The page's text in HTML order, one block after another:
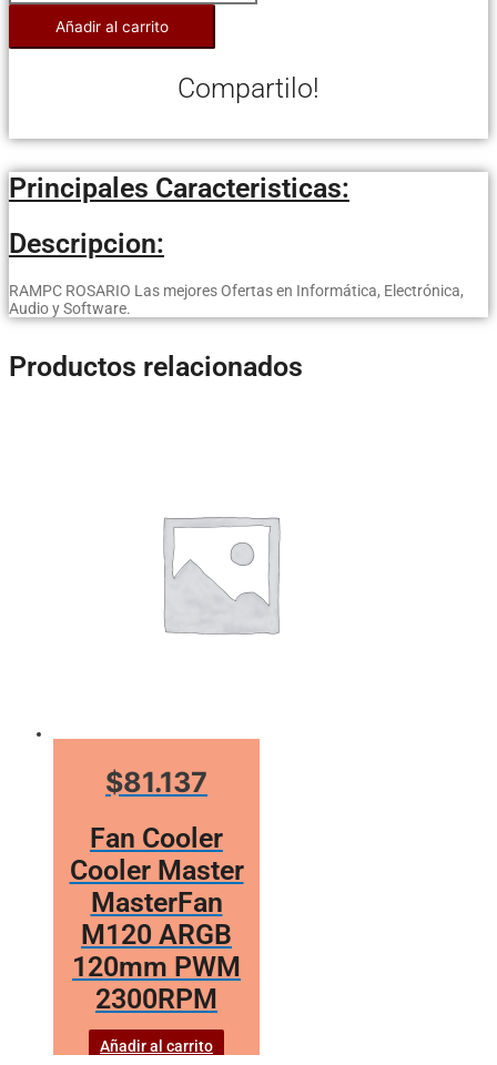
Añadir al carrito
Compartilo!
Principales Caracteristicas:
Descripcion:
RAMPC ROSARIO Las mejores Ofertas en Informática, Electrónica,
Audio y Software.
Productos relacionados
$81.137
Fan Cooler
Cooler Master
MasterFan
M120 ARGB
120mm PWM
2300RPM
Añadir al carrito